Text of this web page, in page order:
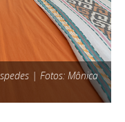
| Fotos: Mônica